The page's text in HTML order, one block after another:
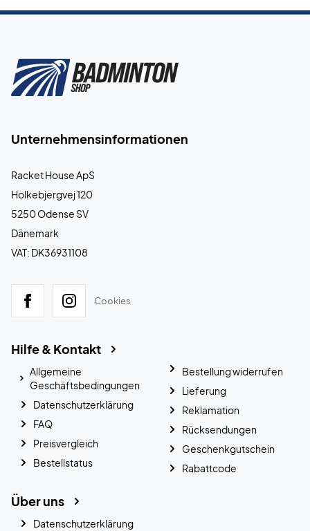
Unternehmensinformationen
Racket House ApS
Holkebjergvej 120
5250 Odense SV
Dänemark
VAT: DK36931108
Cookies
Hilfe & Kontakt
Allgemeine
Geschäftsbedingungen
Datenschutzerklärung
FAQ
Preisvergleich
Bestellstatus
Bestellung widerrufen
Lieferung
Reklamation
Rücksendungen
Geschenkgutschein
Rabattcode
Über uns
Datenschutzerklärung